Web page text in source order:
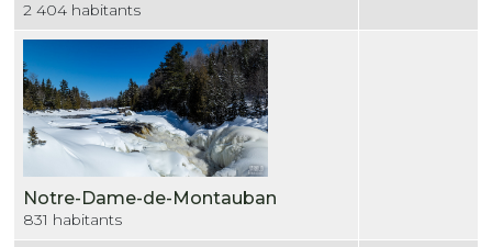
2 404 habitants
Notre-Dame-de-Montauban
831 habitants